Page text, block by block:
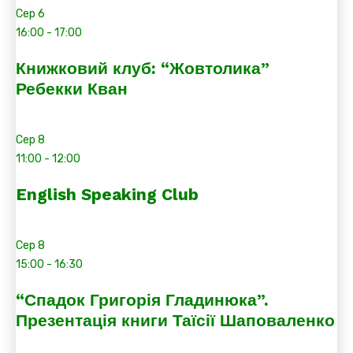
Сер 6
16:00 - 17:00
Книжковий клуб: “Жовтолика”
Ребекки Кван
Сер 8
11:00 - 12:00
English Speaking Club
Сер 8
15:00 - 16:30
“Спадок Григорія Гладинюка”.
Презентація книги Таїсії Шаповаленко